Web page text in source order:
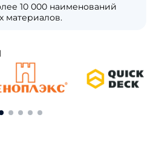
10 000 наименований
материалов.